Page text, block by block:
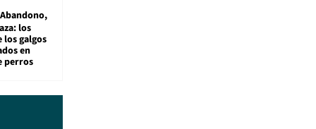
Abandono,
los
los galgos
en
perros